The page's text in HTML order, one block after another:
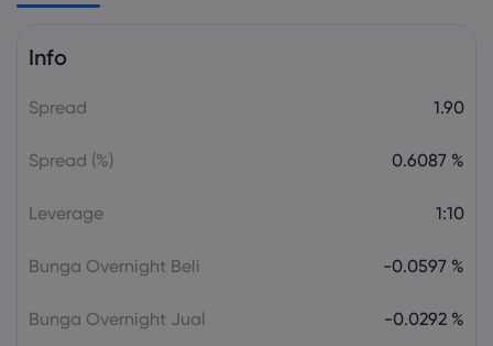
October Inflation Data Release
US-EU Relations: Russia Sanctions Unite
Info
Spread 1.90
Spread (%) 0.6087 %
Leverage 1:10
Bunga Overnight Beli -0.0597 %
Bunga Overnight Jual -0.0292 %